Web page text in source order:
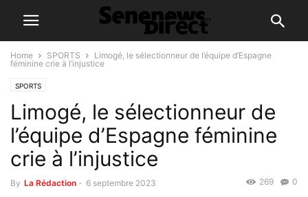
Home SPORTS
Limogé, le sélectionneur de l’équipe d’Espagne
féminine crie à l’injustice
SPORTS
Limogé, le sélectionneur de
l’équipe d’Espagne féminine
crie à l’injustice
By La Rédaction - 6 septembre 2023 0
269